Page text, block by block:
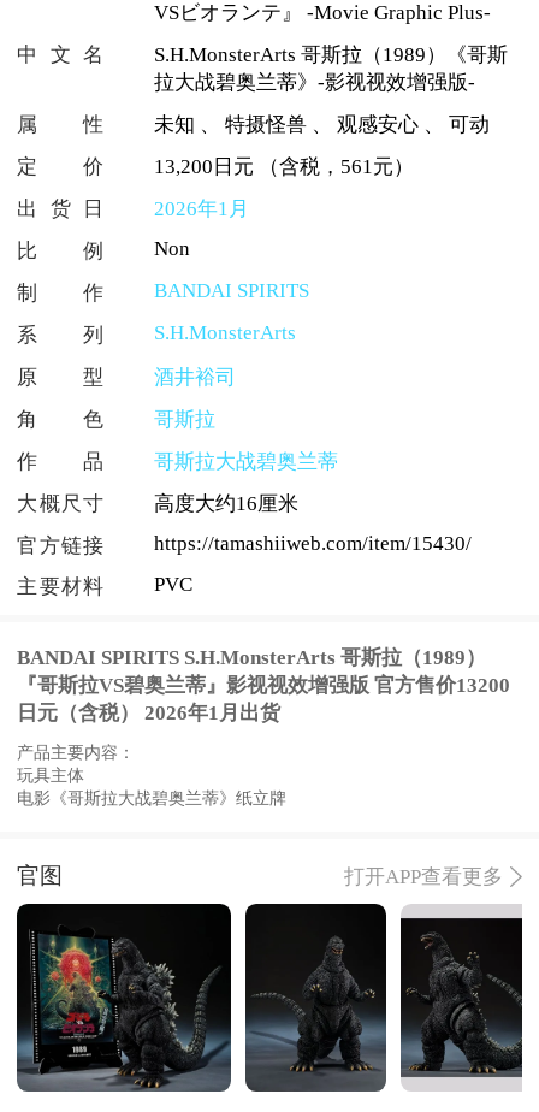
VSビオランテ』 -Movie Graphic Plus-
中文名
S.H.MonsterArts 哥斯拉（1989）《哥斯
拉大战碧奥兰蒂》-影视视效增强版-
属性
未知 、 特摄怪兽、 观感安心、 可动
定价
13,200日元 （含税，561元）
出货日
2026年1月
比例
Non
制作
BANDAI SPIRITS
系列
S.H.MonsterArts
原型
酒井裕司
角色
哥斯拉
作品
哥斯拉大战碧奥兰蒂
大概尺寸
高度大约16厘米
官方链接
https://tamashiiweb.com/item/15430/
主要材料
PVC
BANDAI SPIRITS S.H.MonsterArts 哥斯拉（1989）
『哥斯拉VS碧奥兰蒂』影视视效增强版 官方售价13200
日元（含税） 2026年1月出货
产品主要内容：
玩具主体
电影《哥斯拉大战碧奥兰蒂》纸立牌
官图 打开APP查看更多